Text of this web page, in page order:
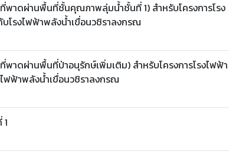
ที่พาดผ่านพื้นที่ชั้นคุณภาพลุ่มน้ำชั้นที่ 1) สำหรับโครงการโรง
โรงไฟฟ้าพลังน้ำเขื่อนวชิราลงกรณ
พาดผ่านพื้นที่ป่าอนุรักษ์เพิ่มเติม) สำหรับโครงการโรงไฟฟ้า
ฟฟ้าพลังน้ำเขื่อนวชิราลงกรณ